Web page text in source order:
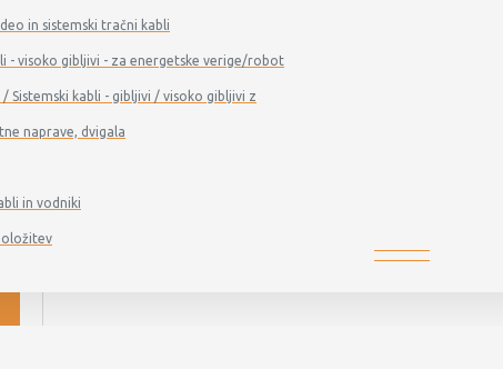
in sistemski tračni kabli
- visoko gibljivi - za energetske verige/robot
Sistemski kabli - gibljivi / visoko gibljivi z
naprave, dvigala
in vodniki
06.09.02 - TROMMELFLEX (K)